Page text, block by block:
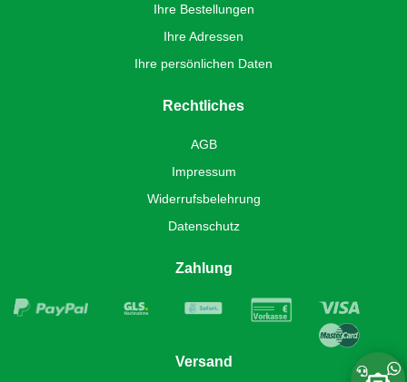
Ihre Bestellungen
Ihre Adressen
Ihre persönlichen Daten
Rechtliches
AGB
Impressum
Widerrufsbelehrung
Datenschutz
Zahlung
Versand